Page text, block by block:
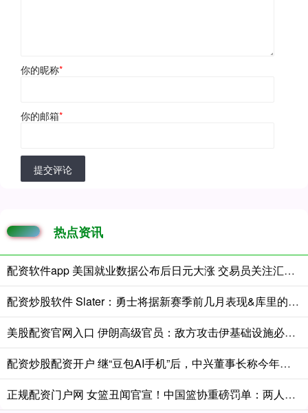
你的昵称*
你的邮箱*
提交评论
热点资讯
配资软件app 美国就业数据公布后日元大涨 交易员关注汇市干预迹象
配资炒股软件 Slater：勇士将据新赛季前几月表现&库里的健康 决定是否改善阵容
美股配资官网入口 伊朗高级官员：敌方攻击伊基础设施必遭回击
配资炒股配资开户 继“豆包AI手机”后，中兴董事长称今年或推出“龙虾手机”
正规配资门户网 女篮丑闻官宣！中国篮协重磅罚单：两人终身禁赛 亚军成绩被取消